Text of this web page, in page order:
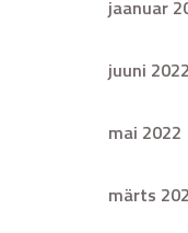
jaanuar
juuni 2022
mai 2022
märts